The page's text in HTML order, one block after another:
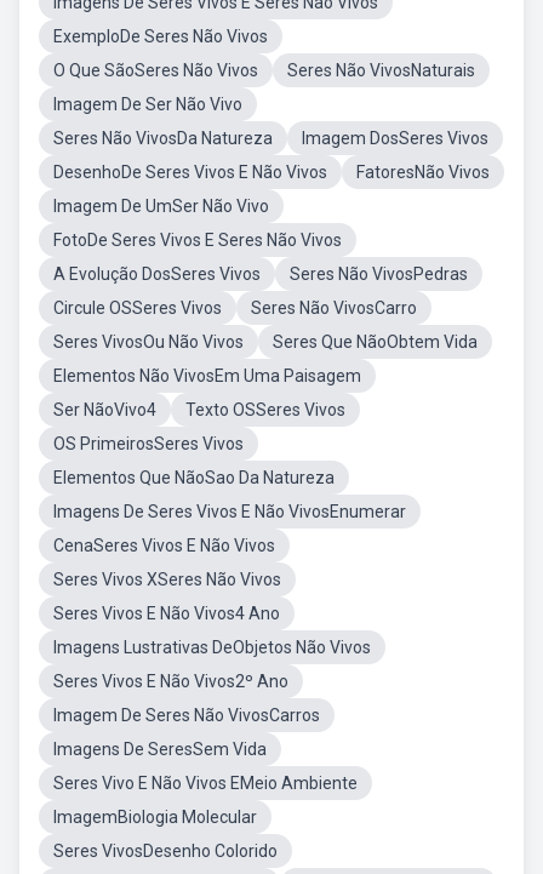
ExemploDe Seres Não Vivos
O Que SãoSeres Não Vivos
Seres Não VivosNaturais
Imagem De Ser Não Vivo
Seres Não VivosDa Natureza
Imagem DosSeres Vivos
DesenhoDe Seres Vivos E Não Vivos
FatoresNão Vivos
Imagem De UmSer Não Vivo
FotoDe Seres Vivos E Seres Não Vivos
A Evolução DosSeres Vivos
Seres Não VivosPedras
Circule OSSeres Vivos
Seres Não VivosCarro
Seres VivosOu Não Vivos
Seres Que NãoObtem Vida
Elementos Não VivosEm Uma Paisagem
Ser NãoVivo4
Texto OSSeres Vivos
OS PrimeirosSeres Vivos
Elementos Que NãoSao Da Natureza
Imagens De Seres Vivos E Não VivosEnumerar
CenaSeres Vivos E Não Vivos
Seres Vivos XSeres Não Vivos
Seres Vivos E Não Vivos4 Ano
Imagens Lustrativas DeObjetos Não Vivos
Seres Vivos E Não Vivos2º Ano
Imagem De Seres Não VivosCarros
Imagens De SeresSem Vida
Seres Vivo E Não Vivos EMeio Ambiente
ImagemBiologia Molecular
Seres VivosDesenho Colorido